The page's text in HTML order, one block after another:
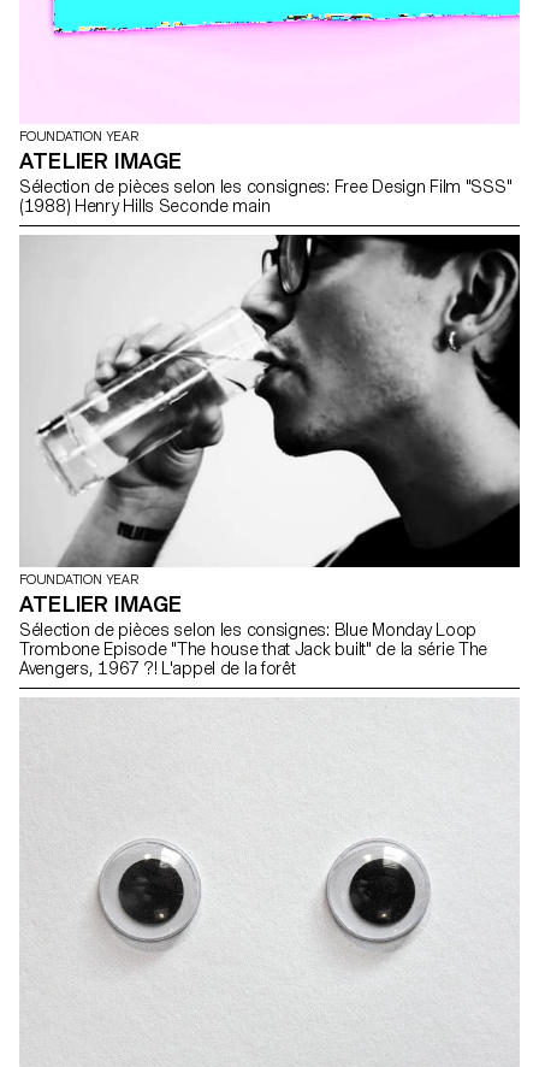
FOUNDATION YEAR
ATELIER IMAGE
Sélection de pièces selon les consignes: Free Design Film "SSS"
(1988) Henry Hills Seconde main
FOUNDATION YEAR
ATELIER IMAGE
Sélection de pièces selon les consignes: Blue Monday Loop
Trombone Episode "The house that Jack built" de la série The
Avengers, 1967 ?! L'appel de la forêt